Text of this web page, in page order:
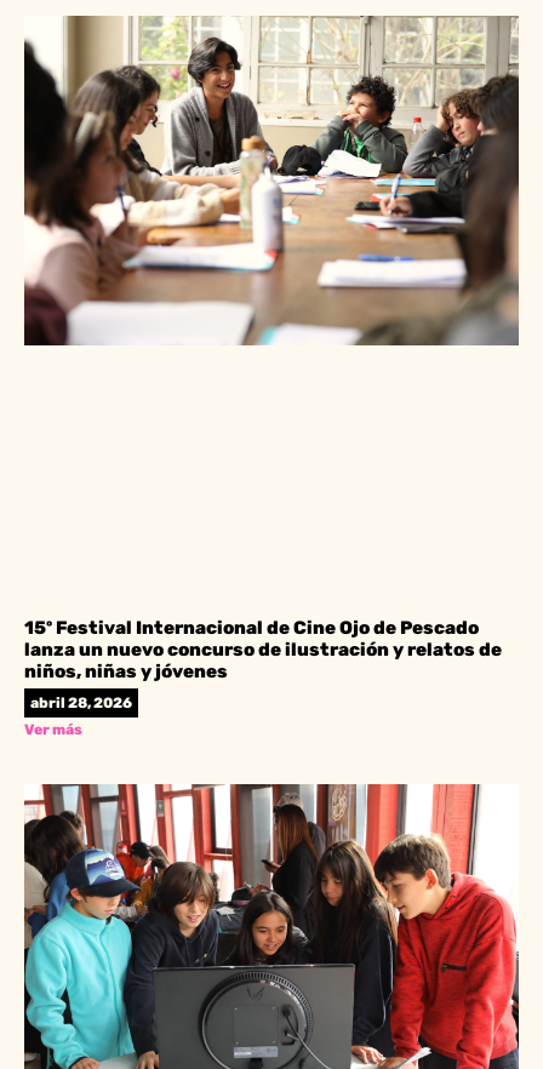
15º Festival Internacional de Cine Ojo de Pescado
lanza un nuevo concurso de ilustración y relatos de
niños, niñas y jóvenes
abril 28, 2026
Ver más